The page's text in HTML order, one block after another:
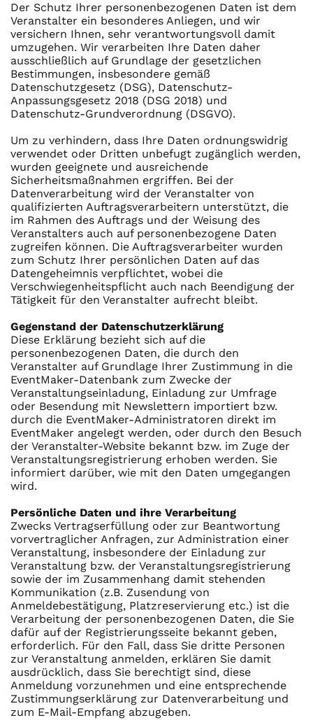
Der Schutz Ihrer personenbezogenen Daten ist dem
Veranstalter ein besonderes Anliegen, und wir
versichern Ihnen, sehr verantwortungsvoll damit
umzugehen. Wir verarbeiten Ihre Daten daher
ausschließlich auf Grundlage der gesetzlichen
Bestimmungen, insbesondere gemäß
Datenschutzgesetz (DSG), Datenschutz-
Anpassungsgesetz 2018 (DSG 2018) und
Datenschutz-Grundverordnung (DSGVO).
Um zu verhindern, dass Ihre Daten ordnungswidrig
verwendet oder Dritten unbefugt zugänglich werden,
wurden geeignete und ausreichende
Sicherheitsmaßnahmen ergriffen. Bei der
Datenverarbeitung wird der Veranstalter von
qualifizierten Auftragsverarbeitern unterstützt, die
im Rahmen des Auftrags und der Weisung des
Veranstalters auch auf personenbezogene Daten
zugreifen können. Die Auftragsverarbeiter wurden
zum Schutz Ihrer persönlichen Daten auf das
Datengeheimnis verpflichtet, wobei die
Verschwiegenheitspflicht auch nach Beendigung der
Tätigkeit für den Veranstalter aufrecht bleibt.
Gegenstand der Datenschutzerklärung
Diese Erklärung bezieht sich auf die
personenbezogenen Daten, die durch den
Veranstalter auf Grundlage Ihrer Zustimmung in die
EventMaker-Datenbank zum Zwecke der
Veranstaltungseinladung, Einladung zur Umfrage
oder Besendung mit Newslettern importiert bzw.
durch die EventMaker-Administratoren direkt im
EventMaker angelegt werden, oder durch den Besuch
der Veranstalter-Website bekannt bzw. im Zuge der
Veranstaltungsregistrierung erhoben werden. Sie
informiert darüber, wie mit den Daten umgegangen
wird.
Persönliche Daten und ihre Verarbeitung
Zwecks Vertragserfüllung oder zur Beantwortung
vorvertraglicher Anfragen, zur Administration einer
Veranstaltung, insbesondere der Einladung zur
Veranstaltung bzw. der Veranstaltungsregistrierung
sowie der im Zusammenhang damit stehenden
Kommunikation (z.B. Zusendung von
Anmeldebestätigung, Platzreservierung etc.) ist die
Verarbeitung der personenbezogenen Daten, die Sie
dafür auf der Registrierungsseite bekannt geben,
erforderlich. Für den Fall, dass Sie dritte Personen
zur Veranstaltung anmelden, erklären Sie damit
ausdrücklich, dass Sie berechtigt sind, diese
Anmeldung vorzunehmen und eine entsprechende
Zustimmungserklärung zur Datenverarbeitung und
zum E-Mail-Empfang abzugeben.